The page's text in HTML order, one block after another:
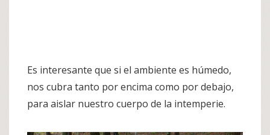
Es interesante que si el ambiente es húmedo,
nos cubra tanto por encima como por debajo,
para aislar nuestro cuerpo de la intemperie.